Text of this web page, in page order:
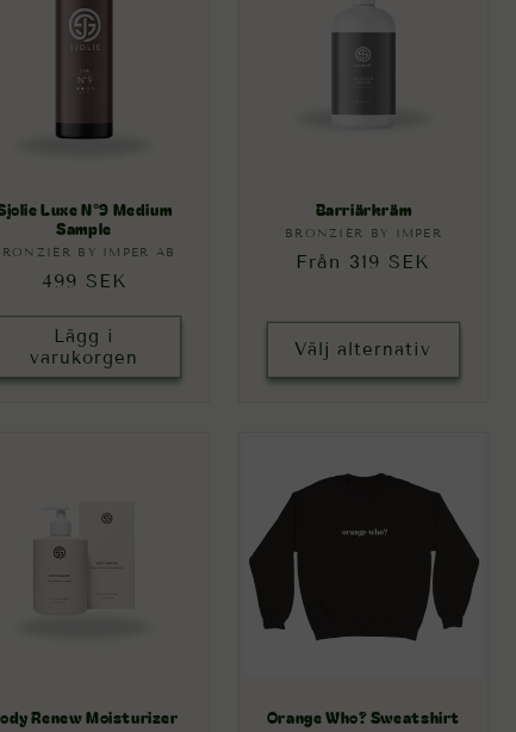
Luxe N°9 Medium
Sample
Säljare:
BY IMPER AB
Ordinarie
499 SEK
Lägg i
varukorgen
Barriärkräm
Säljare:
BRONZIÉR BY IMPER
Ordinarie
Från 319 SEK
Välj alternativ
Renew Moisturizer
Orange Who? Sweatshirt